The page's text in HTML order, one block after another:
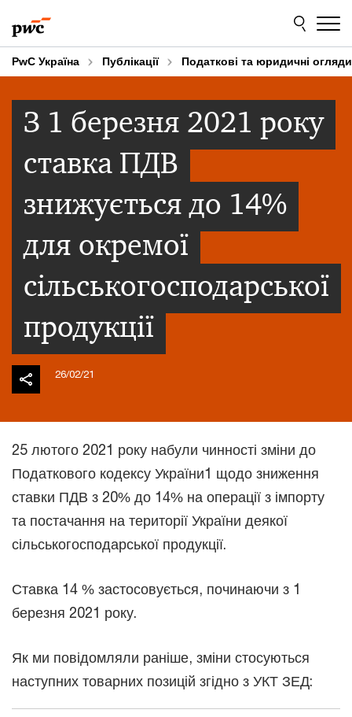
to
content
to
footer
PwC Україна Публікації Податкові та юридичні огляди
З 1 березня 2021 року
ставка ПДВ
знижується до 14%
для окремої
сільськогосподарської
продукції
26/02/21
25 лютого 2021 року набули чинності зміни до
Податкового кодексу України1 щодо зниження
ставки ПДВ з 20% до 14% на операції з імпорту
та постачання на території України деякої
сільськогосподарської продукції.
Ставка 14 % застосовується, починаючи з 1
березня 2021 року.
Як ми повідомляли раніше, зміни стосуються
наступних товарних позицій згідно з УКТ ЗЕД: